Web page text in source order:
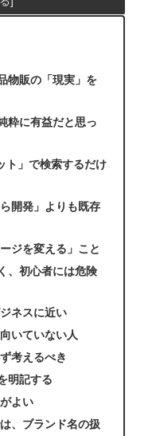
物販の「現実」を
粋に有益だと思っ
ト」で検索するだけ
開発」よりも既存
ジを変える」こと
、初心者には危険
ネスに近い
いていない人
考えるべき
明記する
よい
、ブランド名の扱